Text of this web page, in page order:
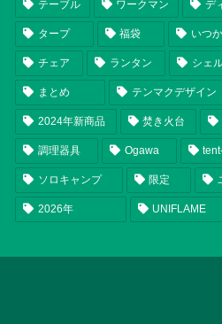
テーブル ワークマン デ
タープ 福袋 いつ
チェア ランタン シェ
まとめ テンマクデザイン
2024年新商品 焚き火台
調理器具 Ogawa
ソロキャンプ 限定
2026年 UNIFLAME